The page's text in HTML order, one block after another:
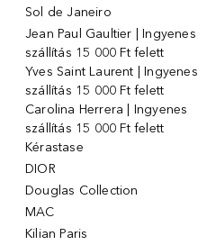
Sol de Janeiro
Jean Paul Gaultier | Ingyenes
szállítás 15 000 Ft felett
Yves Saint Laurent | Ingyenes
szállítás 15 000 Ft felett
Carolina Herrera | Ingyenes
szállítás 15 000 Ft felett
Kérastase
DIOR
Douglas Collection
MAC
Kilian Paris